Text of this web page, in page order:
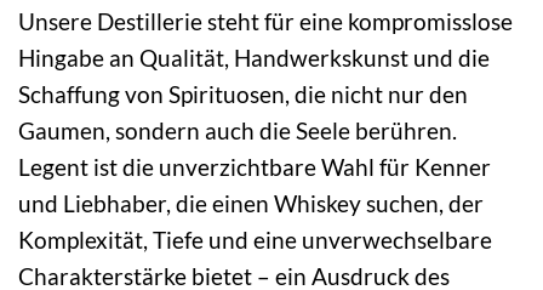
Unsere Destillerie steht für eine kompromisslose
Hingabe an Qualität, Handwerkskunst und die
Schaffung von Spirituosen, die nicht nur den
Gaumen, sondern auch die Seele berühren.
Legent ist die unverzichtbare Wahl für Kenner
und Liebhaber, die einen Whiskey suchen, der
Komplexität, Tiefe und eine unverwechselbare
Charakterstärke bietet – ein Ausdruck des